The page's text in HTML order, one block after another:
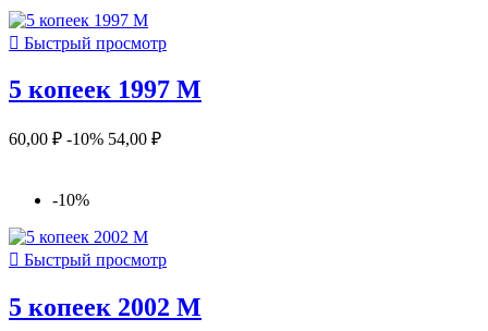
 Быстрый просмотр
5 копеек 1997 М
60,00 ₽ -10% 54,00 ₽
-10%
 Быстрый просмотр
5 копеек 2002 М